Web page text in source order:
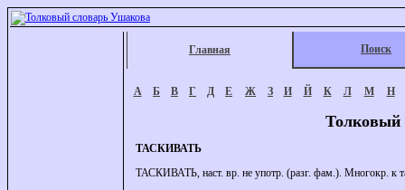
Главная Поиск
А Б В Г Д Е Ж З И Й К Л М Н
Толковый
ТАСКИВАТЬ
ТАСКИВАТЬ, наст. вр. не употр. (разг. фам.). Многокр. к